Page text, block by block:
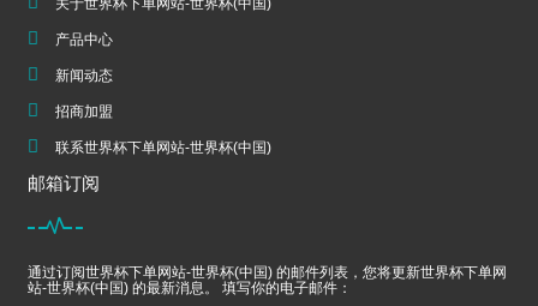
关于世界杯下单网站-世界杯(中国)
产品中心
新闻动态
招商加盟
联系世界杯下单网站-世界杯(中国)
邮箱订阅
通过订阅世界杯下单网站-世界杯(中国) 的邮件列表，您将更新世界杯下单网
站-世界杯(中国) 的最新消息。 填写你的电子邮件：